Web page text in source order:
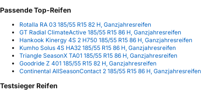
Passende Top-Reifen
Rotalla RA 03 185/55 R15 82 H, Ganzjahresreifen
GT Radial ClimateActive 185/55 R15 86 H, Ganzjahresreifen
Hankook Kinergy 4S 2 H750 185/55 R15 86 H, Ganzjahresreifen
Kumho Solus 4S HA32 185/55 R15 86 H, Ganzjahresreifen
Triangle SeasonX TA01 185/55 R15 86 H, Ganzjahresreifen
Goodride Z 401 185/55 R15 82 H, Ganzjahresreifen
Continental AllSeasonContact 2 185/55 R15 86 H, Ganzjahresreifen
Testsieger Reifen